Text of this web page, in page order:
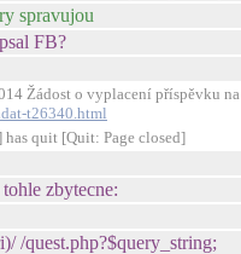
spravujou
FB?
Žádost o vyplacení příspěvku
t26340.html
quit [Quit: Page closed]
zbytecne: